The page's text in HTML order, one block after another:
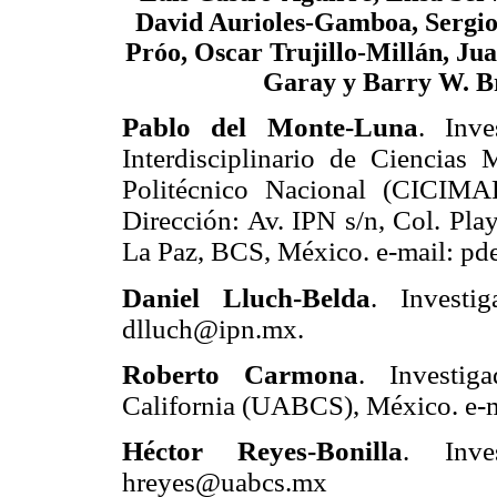
David Aurioles-Gamboa,
Próo, Oscar Trujillo-Millán,
Garay y Barry W.
Pablo del Monte-Luna.
Interdisciplinario de Ciencias
Politécnico Nacional
Dirección: Av. IPN s/n, Col.
La Paz, BCS, México. e-mail:
Daniel Lluch-Belda.
dlluch@ipn.mx.
Roberto Carmona.
California (UABCS), México. e-
Héctor Reyes-Bonilla.
hreyes@uabcs.mx